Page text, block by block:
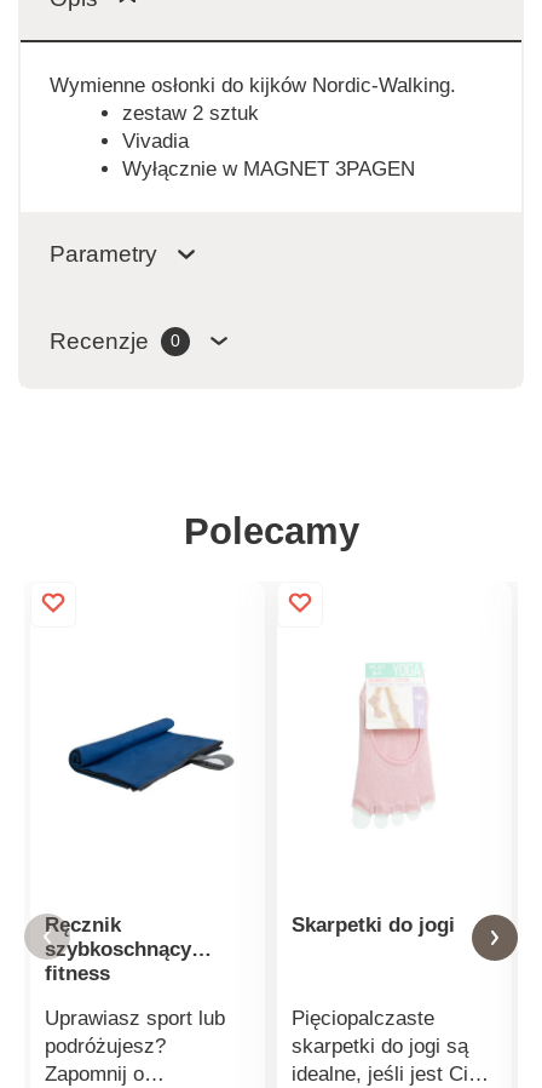
Wymienne osłonki do kijków Nordic-Walking.
zestaw 2 sztuk
Vivadia
Wyłącznie w MAGNET 3PAGEN
Parametry
Recenzje 0
Polecamy
Ręcznik
szybkoschnący
fitness
Uprawiasz sport lub
podróżujesz?
Zapomnij o
Skarpetki do jogi
Pięciopalczaste
skarpetki do jogi są
idealne, jeśli jest Ci